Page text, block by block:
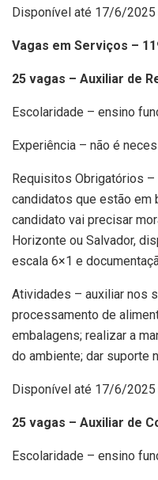
Disponível até 17/6/2025
Vagas em Serviços –
25 vagas – Auxiliar de
Escolaridade – ensino
Experiência – não é
Requisitos Obrigatórios –
candidatos que estão em
candidato vai precisar
Horizonte ou Salvador,
escala 6×1 e
Atividades – auxiliar nos
processamento de
embalagens; realizar a
do ambiente; dar suporte
Disponível até 17/6/2025
25 vagas – Auxiliar de
Escolaridade – ensino